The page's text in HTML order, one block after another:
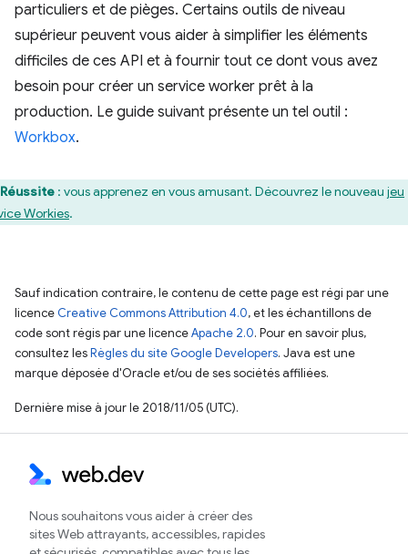
particuliers et de pièges. Certains outils de niveau
supérieur peuvent vous aider à simplifier les éléments
difficiles de ces API et à fournir tout ce dont vous avez
besoin pour créer un service worker prêt à la
production. Le guide suivant présente un tel outil :
Workbox.
Réussite : vous apprenez en vous amusant. Découvrez le nouveau jeu
Workies.
Sauf indication contraire, le contenu de cette page est régi par une
licence Creative Commons Attribution 4.0, et les échantillons de
code sont régis par une licenceApache 2.0. Pour en savoir plus,
consultez lesRègles du site Google Developers. Java est une
marque déposée d'Oracle et/ou de ses sociétés affiliées.
Dernière mise à jour le 2018/11/05 (UTC).
Nous souhaitons vous aider à créer des
sites Web attrayants, accessibles, rapides